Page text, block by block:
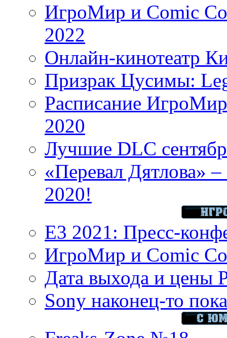
ИгроМир и Comic
2022
Онлайн-кинотеатр
Призрак Цусимы:
Расписание
2020
Лучшие DLC
«Перевал Дятлова»
2020!
E3 2021: Пресс-
ИгроМир и Comic
Дата выхода и цены
Sony наконец-то